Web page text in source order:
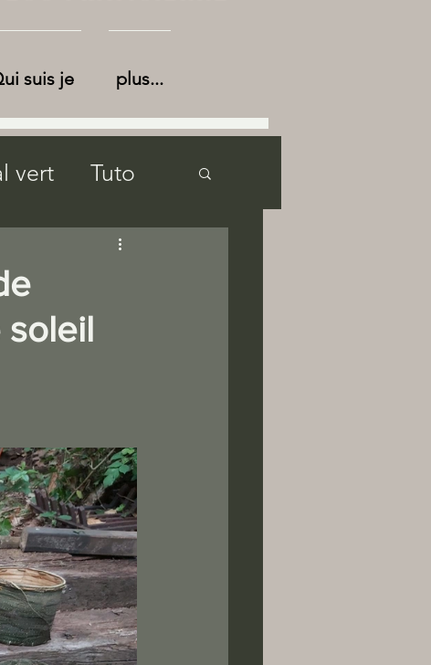
suis je plus...
vert Tuto
Archives
soleil